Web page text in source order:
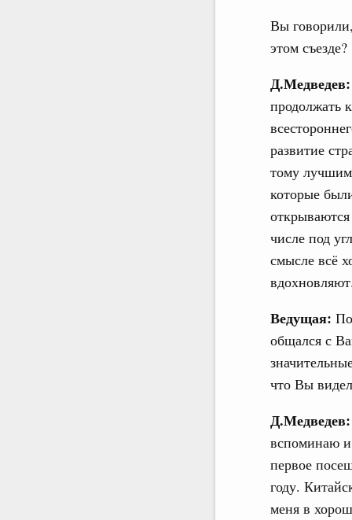
Вы
этом съезде?
Д.Медведев:
продолжать
развитие
тому лучшим
которые
числе под
смысле всё
вдохновляют.
Ведущая:
общался с
что Вы
Д.Медведев:
вспоминаю и
первое
году.
меня в